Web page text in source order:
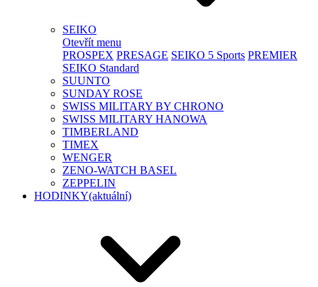
SEIKO
Otevřít menu
PROSPEX PRESAGE SEIKO 5 Sports PREMIER
SEIKO Standard
SUUNTO
SUNDAY ROSE
SWISS MILITARY BY CHRONO
SWISS MILITARY HANOWA
TIMBERLAND
TIMEX
WENGER
ZENO-WATCH BASEL
ZEPPELIN
HODINKY(aktuální)